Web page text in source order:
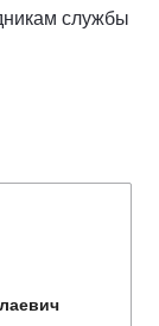
службы